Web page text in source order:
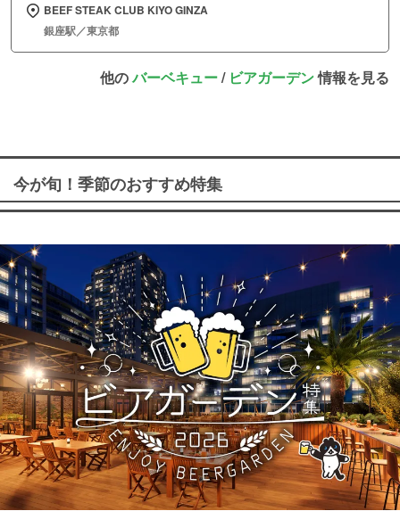
BEEF STEAK CLUB KIYO GINZA
銀座駅／東京都
他のバーベキュー/ ビアガーデン情報を見る
今が旬！季節のおすすめ特集